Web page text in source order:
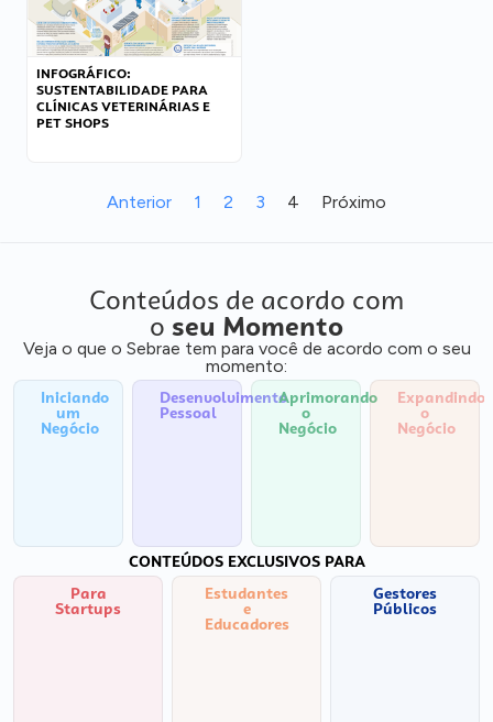
INFOGRÁFICO:
SUSTENTABILIDADE PARA
CLÍNICAS VETERINÁRIAS E
PET SHOPS
Anterior 1 2 3 4 Próximo
Conteúdos de acordo com
o seu Momento
Veja o que o Sebrae tem para você de acordo com o seu
momento:
Iniciando
um
Negócio
Desenvolvimento
Pessoal
Aprimorando
o
Negócio
Expandindo
o
Negócio
CONTEÚDOS EXCLUSIVOS PARA
Para
Startups
Estudantes
e
Educadores
Gestores
Públicos